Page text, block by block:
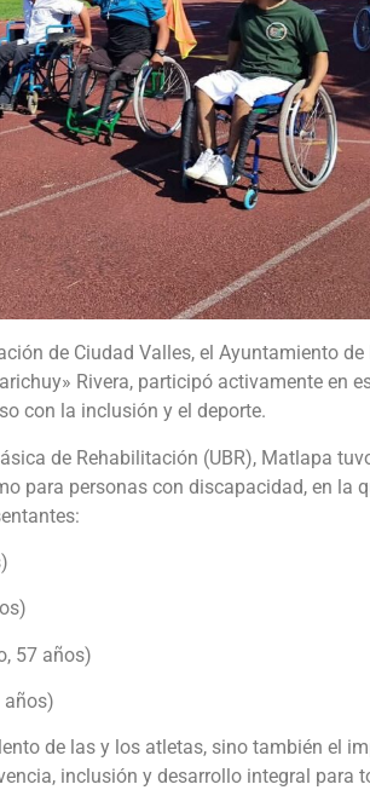
de Ciudad Valles, el Ayuntamiento
Rivera, participó activamente en
con la inclusión y el deporte.
de Rehabilitación (UBR), Matlapa
para personas con discapacidad, en la
57 años)
años)
de las y los atletas, sino también el
inclusión y desarrollo integral para